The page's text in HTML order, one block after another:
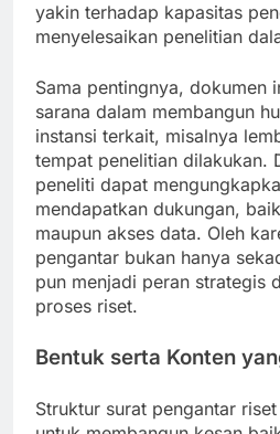
yakin terhadap kapasitas
menyelesaikan penelitian
Sama pentingnya, dokumen
sarana dalam membangun
instansi terkait, misalnya
tempat penelitian dilakukan.
peneliti dapat
mendapatkan dukungan,
maupun akses data. Oleh
pengantar bukan hanya
pun menjadi peran strategis
proses riset.
Bentuk serta Konten
Struktur surat pengantar